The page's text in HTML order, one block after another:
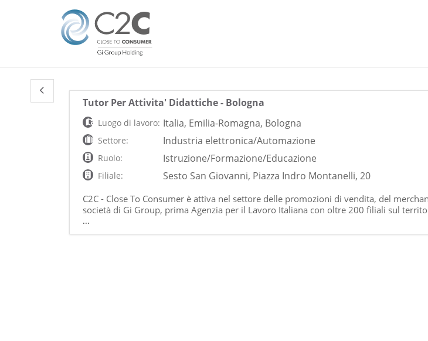
Tutor Per Attivita' Didattiche - Bologna
Luogo di lavoro: Italia, Emilia-Romagna, Bologna
Settore: Industria elettronica/Automazione
Ruolo: Istruzione/Formazione/Educazione
Filiale: Sesto San Giovanni, Piazza Indro Montanelli, 20
C2C - Close To Consumer è attiva nel settore delle promozioni di vendita, del
società di Gi Group, prima Agenzia per il Lavoro Italiana con oltre 200 filiali sul
settore delle Risorse Umane. Cerchiamo una persona Tutor Didattico all'interno
...